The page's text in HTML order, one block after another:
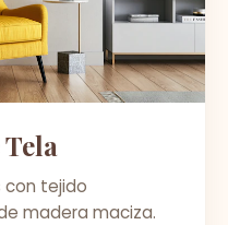
con tejido
madera maciza.